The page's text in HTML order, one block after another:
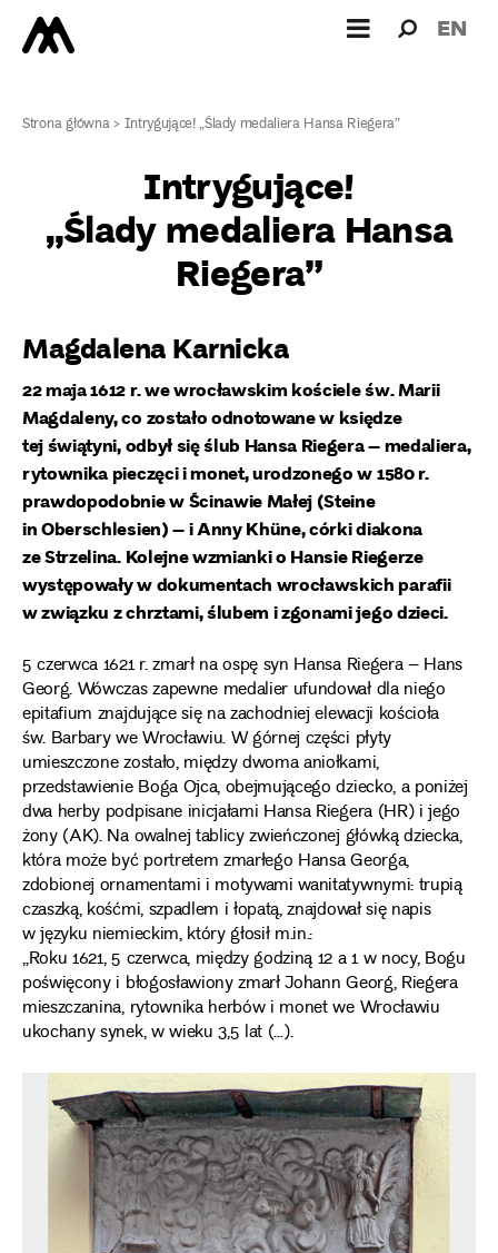
dla: EN
Strona główna>Intrygujące! „Ślady medaliera Hansa Riegera”
Intrygujące!
„Ślady medaliera Hansa
Riegera”
Magdalena Karnicka
22 maja 1612 r. we wrocławskim kościele św. Marii
Magdaleny, co zostało odnotowane w księdze
tej świątyni, odbył się ślub Hansa Riegera – medaliera,
rytownika pieczęci i monet, urodzonego w 1580 r.
prawdopodobnie w Ścinawie Małej (Steine
in Oberschlesien) – i Anny Khüne, córki diakona
ze Strzelina. Kolejne wzmianki o Hansie Riegerze
występowały w dokumentach wrocławskich parafii
w związku z chrztami, ślubem i zgonami jego dzieci.
5 czerwca 1621 r. zmarł na ospę syn Hansa Riegera – Hans
Georg. Wówczas zapewne medalier ufundował dla niego
epitafium znajdujące się na zachodniej elewacji kościoła
św. Barbary we Wrocławiu. W górnej części płyty
umieszczone zostało, między dwoma aniołkami,
przedstawienie Boga Ojca, obejmującego dziecko, a poniżej
dwa herby podpisane inicjałami Hansa Riegera (HR) i jego
żony (AK). Na owalnej tablicy zwieńczonej główką dziecka,
która może być portretem zmarłego Hansa Georga,
zdobionej ornamentami i motywami wanitatywnymi: trupią
czaszką, kośćmi, szpadlem i łopatą, znajdował się napis
w języku niemieckim, który głosił m.in.:
„Roku 1621, 5 czerwca, między godziną 12 a 1 w nocy, Bogu
poświęcony i błogosławiony zmarł Johann Georg, Riegera
mieszczanina, rytownika herbów i monet we Wrocławiu
ukochany synek, w wieku 3,5 lat (…).